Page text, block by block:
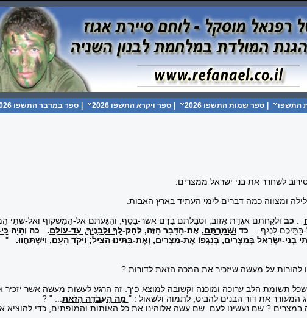
התשפו ספר שמות התשפו 2026 ספר ויקרא התשפו 2026
ספר במדבר התשפו 2026
לשחרר את בני ישראל ממצרים.
ומצווה כמה דברים לימי העתיד בארץ האבות:
כב וּלְקַחְתֶּם אֲגֻדַּת אֵזוֹב, וּטְבַלְתֶּם בַּדָּם אֲשֶׁר-בַּסַּף, וְהִגַּעְתֶּם אֶל-הַמַּשְׁקוֹף וְאֶל-שְׁתֵּי
בָּתֵּיכֶם לִנְגֹּף . כד וּשְׁמַרְתֶּם, אֶת-הַדָּבָר הַזֶּה, לְחָק-לְךָ וּלְבָנֶיךָ, עַד-עוֹלָם. כה וְהָיָה
בְנֵי-יִשְׂרָאֵל בְּמִצְרַיִם, בְּנָגְפּוֹ אֶת-מִצְרַיִם, וְאֶת-בָּתֵּינוּ הִצִּיל; וַיִּקֹּד הָעָם, וַיִּשְׁתַּחֲווּ.
"
להורות על מעשה שיזכיר את המכה הזאת לדורות ?
תשומת הלב ערוכה ומוכנה וקשובה למוצא פיך. זה הרגע לעשות מעשה אשר
המעורר את דור הבנים להביט, לתמוה ולשאול : " מָה הָעֲבֹדָה הַזֹּאת ... " ?
? שם נעשינו לעם. שם עשה אלוהינו את כל האותות והמופתים, כדי להוציא